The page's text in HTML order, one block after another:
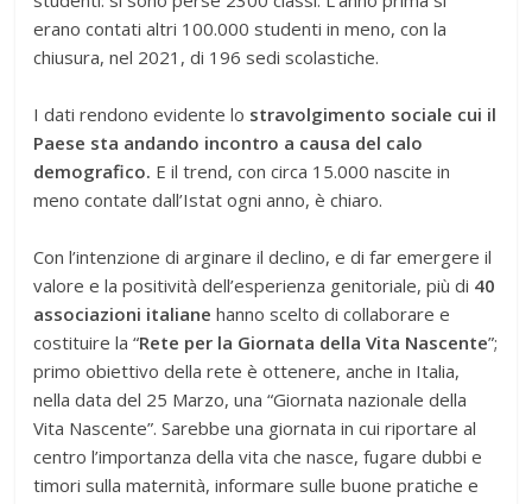
erano contati altri 100.000 studenti in meno, con la
chiusura, nel 2021, di 196 sedi scolastiche.
I dati rendono evidente lo stravolgimento sociale cui il
Paese sta andando incontro a causa del calo
demografico. E il trend, con circa 15.000 nascite in
meno contate dall’Istat ogni anno, è chiaro.
Con l’intenzione di arginare il declino, e di far emergere il
valore e la positività dell’esperienza genitoriale, più di 40
associazioni italianehanno scelto di collaborare e
costituire la “Rete per la Giornata della Vita Nascente”;
primo obiettivo della rete è ottenere, anche in Italia,
nella data del 25 Marzo, una “Giornata nazionale della
Vita Nascente”. Sarebbe una giornata in cui riportare al
centro l’importanza della vita che nasce, fugare dubbi e
timori sulla maternità, informare sulle buone pratiche e